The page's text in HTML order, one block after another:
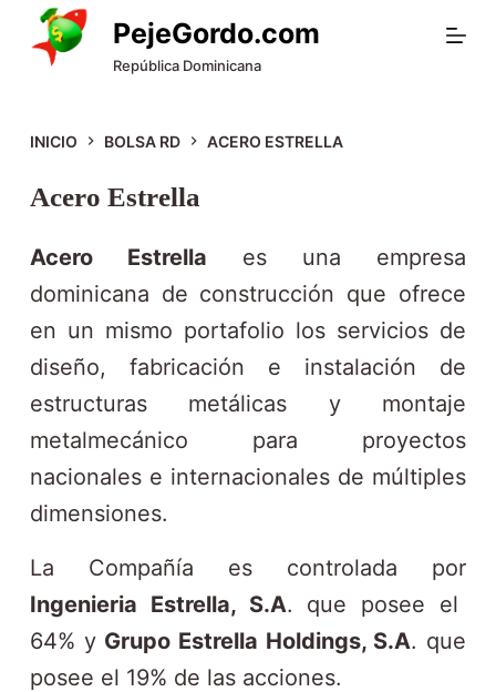
a
c
o
n
e
n
d
o
PejeGordo.com
República Dominicana
INICIO BOLSA RD ACERO ESTRELLA
Acero Estrella
Acero Estrella es una empresa
dominicana de construcción que ofrece
en un mismo portafolio los servicios de
diseño, fabricación e instalación de
estructuras metálicas y montaje
metalmecánico para proyectos
nacionales e internacionales de múltiples
dimensiones.
La Compañía es controlada por
Ingenieria Estrella, S.A. que posee el
64% y Grupo Estrella Holdings, S.A. que
posee el 19% de las acciones.